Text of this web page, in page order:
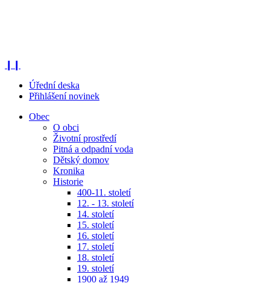
Úřední deska
Přihlášení novinek
Obec
O obci
Životní prostředí
Pitná a odpadní voda
Dětský domov
Kronika
Historie
400-11. století
12. - 13. století
14. století
15. století
16. století
17. století
18. století
19. století
1900 až 1949